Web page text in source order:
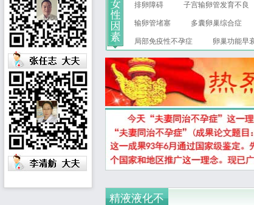
排卵障碍 子宫输卵管发育不良
输卵管堵塞 多囊卵巢综合症
局部免疫性不孕症 卵巢功能早
精液液化不